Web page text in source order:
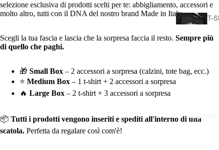
T-
L
T-
DONNA
selezione esclusiva di prodotti scelti per te: abbigliamento, accessori e
molto altro, tutti con il DNA del nostro brand Made in Italy.
Scegli la tua fascia e lascia che la sorpresa faccia il resto. Sempre più
di quello che paghi.
🎁 Small Box – 2 accessori a sorpresa (calzini, tote bag, ecc.)
⭐ Medium Box – 1 t-shirt + 2 accessori a sorpresa
🔥 Large Box – 2 t-shirt + 3 accessori a sorpresa
📦 Tutti i prodotti vengono inseriti e spediti all'interno di una
scatola. Perfetta da regalare così com'è!